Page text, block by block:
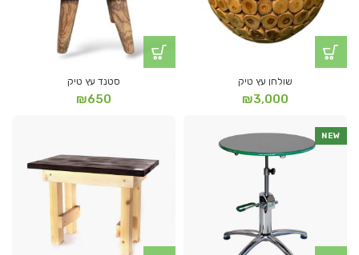
שולחן עץ טיק
₪3,000
סטנד עץ טיק
₪650
NEW